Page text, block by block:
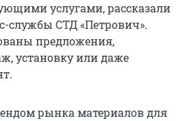
услугами, рассказали
службы СТД «Петрович».
предложения,
установку или даже
рынка материалов для